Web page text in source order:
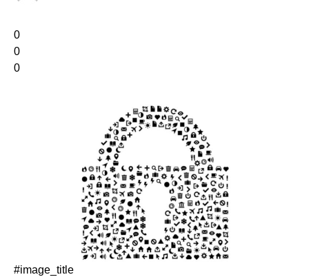
0
0
0
#image_title